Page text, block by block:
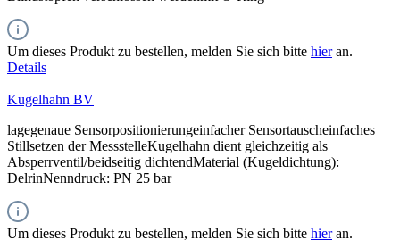
Um dieses Produkt zu bestellen, melden Sie sich bitte hieran.
Details
Kugelhahn BV
lagegenaue Sensorpositionierungeinfacher Sensortauscheinfaches
Stillsetzen der MessstelleKugelhahn dient gleichzeitig als
Absperrventil/beidseitig dichtendMaterial (Kugeldichtung):
DelrinNenndruck: PN 25 bar
Um dieses Produkt zu bestellen, melden Sie sich bitte hieran.